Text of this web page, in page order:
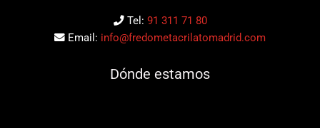
Tel: 91 311 71 80
Email: info@fredometacrilatomadrid.com
Dónde estamos